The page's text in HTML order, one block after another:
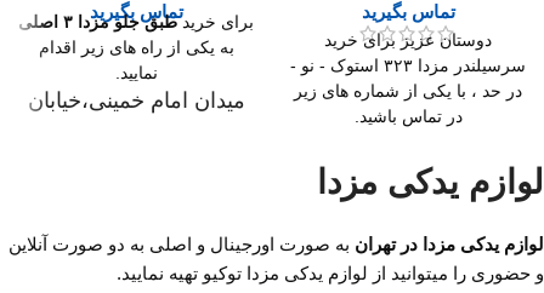
تماس بگیرید
دوستان عزیز برای خرید
سرسیلندر مزدا ۳۲۳ استوک - نو -
در حد ، با یکی از شماره های زیر
در تماس باشید.
استوک با ضمانت کار
در دو نوع اصلی و تایوان
مزدا 3 نیو، مزدا 323
برای استعلام قیمت کف بازار و
تماس بگیرید
برای خریدطبق جلو مزدا ۳ اصلی
به یکی از راه های زیر اقدام
نمایید.
میدان امام خمینی،خیابان
ساعت کار فروشگاه
لوازم یدکی مزدا
لوازم یدکی مزدا در تهران به صورت اورجینال و اصلی به دو صورت آنلاین
و حضوری را میتوانید از لوازم یدکی مزدا توکیو تهیه نمایید.